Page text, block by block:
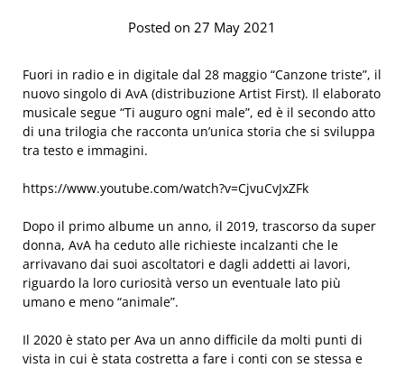
Posted on 27 May 2021
Fuori in radio e in digitale dal 28 maggio “Canzone triste”, il
nuovo singolo di AvA (distribuzione Artist First). Il elaborato
musicale segue “Ti auguro ogni male”, ed è il secondo atto
di una trilogia che racconta un’unica storia che si sviluppa
tra testo e immagini.
https://www.youtube.com/watch?v=CjvuCvJxZFk
Dopo il primo albume un anno, il 2019, trascorso da super
donna, AvA ha ceduto alle richieste incalzanti che le
arrivavano dai suoi ascoltatori e dagli addetti ai lavori,
riguardo la loro curiosità verso un eventuale lato più
umano e meno “animale”.
Il 2020 è stato per Ava un anno difficile da molti punti di
vista in cui è stata costretta a fare i conti con se stessa e